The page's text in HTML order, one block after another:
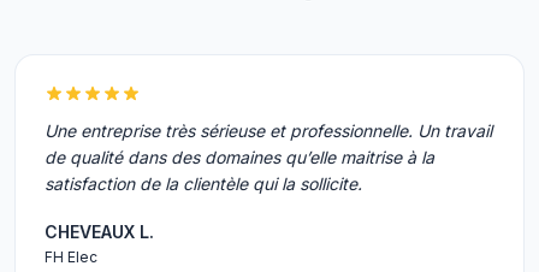
Une entreprise très sérieuse et professionnelle. Un travail
de qualité dans des domaines qu’elle maitrise à la
satisfaction de la clientèle qui la sollicite.
CHEVEAUX L.
FH Elec